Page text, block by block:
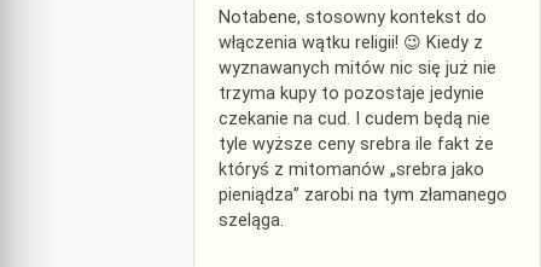
Notabene, stosowny kontekst do
włączenia wątku religii! 😉 Kiedy z
wyznawanych mitów nic się już nie
trzyma kupy to pozostaje jedynie
czekanie na cud. I cudem będą nie
tyle wyższe ceny srebra ile fakt że
któryś z mitomanów „srebra jako
pieniądza” zarobi na tym złamanego
szeląga.